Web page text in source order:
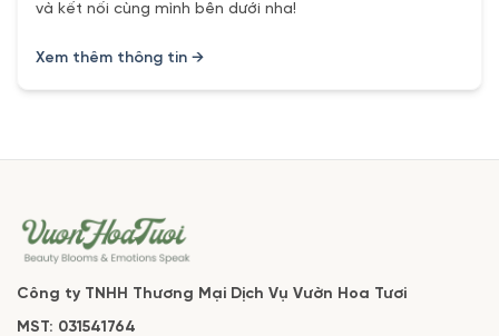
và kết nối cùng mình bên dưới nha!
Xem thêm thông tin →
Công ty TNHH Thương Mại Dịch Vụ Vườn Hoa Tươi
MST: 031541764